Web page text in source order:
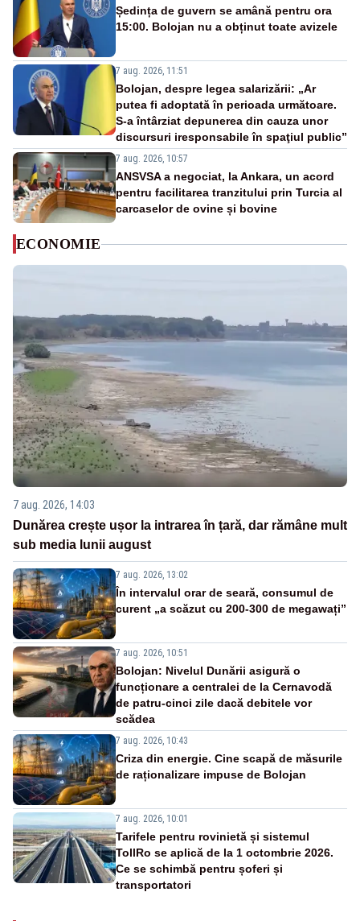
Ședința de guvern se amână pentru ora
15:00. Bolojan nu a obținut toate avizele
7 aug. 2026, 11:51
Bolojan, despre legea salarizării: „Ar
putea fi adoptată în perioada următoare.
S-a întârziat depunerea din cauza unor
discursuri iresponsabile în spaţiul public”
7 aug. 2026, 10:57
ANSVSA a negociat, la Ankara, un acord
pentru facilitarea tranzitului prin Turcia al
carcaselor de ovine și bovine
ECONOMIE
7 aug. 2026, 14:03
Dunărea crește ușor la intrarea în țară, dar rămâne mult
sub media lunii august
7 aug. 2026, 13:02
În intervalul orar de seară, consumul de
curent „a scăzut cu 200-300 de megawați”
7 aug. 2026, 10:51
Bolojan: Nivelul Dunării asigură o
funcționare a centralei de la Cernavodă
de patru-cinci zile dacă debitele vor
scădea
7 aug. 2026, 10:43
Criza din energie. Cine scapă de măsurile
de raționalizare impuse de Bolojan
7 aug. 2026, 10:01
Tarifele pentru rovinietă și sistemul
TollRo se aplică de la 1 octombrie 2026.
Ce se schimbă pentru șoferi și
transportatori